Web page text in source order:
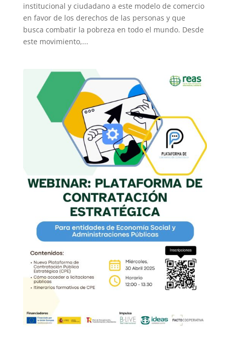
institucional y ciudadano a este modelo de comercio
en favor de los derechos de las personas y que
busca combatir la pobreza en todo el mundo. Desde
este movimiento,...